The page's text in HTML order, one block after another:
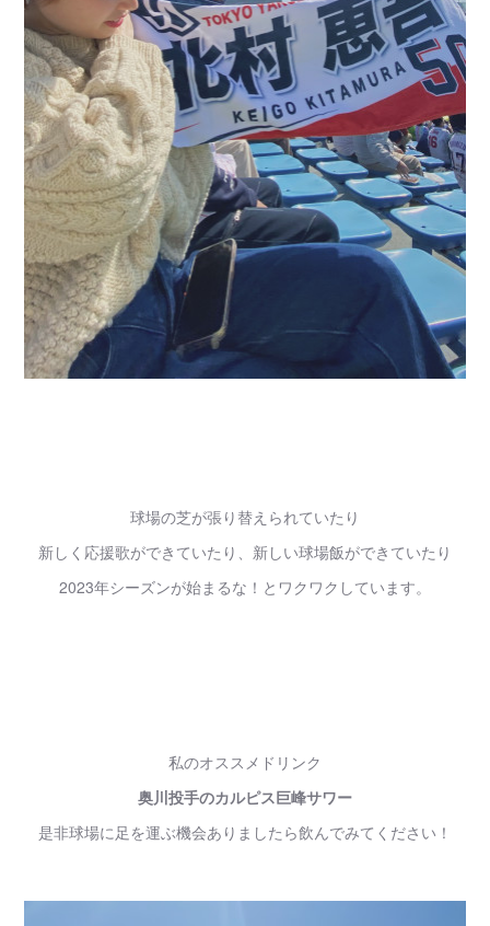
球場の芝が張り替えられていたり
新しく応援歌ができていたり、新しい球場飯ができていたり
2023年シーズンが始まるな！とワクワクしています。
私のオススメドリンク
奥川投手のカルピス巨峰サワー
是非球場に足を運ぶ機会ありましたら飲んでみてください！